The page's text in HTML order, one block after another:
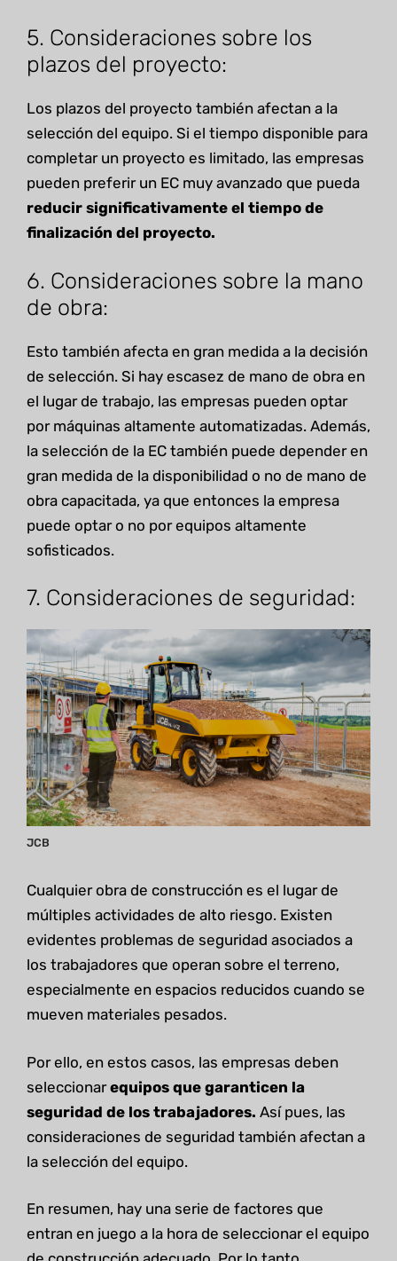
5. Consideraciones sobre los
plazos del proyecto:
Los plazos del proyecto también afectan a la
selección del equipo. Si el tiempo disponible para
completar un proyecto es limitado, las empresas
pueden preferir un EC muy avanzado que pueda
reducir significativamente el tiempo de
finalización del proyecto.
6. Consideraciones sobre la mano
de obra:
Esto también afecta en gran medida a la decisión
de selección. Si hay escasez de mano de obra en
el lugar de trabajo, las empresas pueden optar
por máquinas altamente automatizadas. Además,
la selección de la EC también puede depender en
gran medida de la disponibilidad o no de mano de
obra capacitada, ya que entonces la empresa
puede optar o no por equipos altamente
sofisticados.
7. Consideraciones de seguridad:
JCB
Cualquier obra de construcción es el lugar de
múltiples actividades de alto riesgo. Existen
evidentes problemas de seguridad asociados a
los trabajadores que operan sobre el terreno,
especialmente en espacios reducidos cuando se
mueven materiales pesados.
Por ello, en estos casos, las empresas deben
seleccionarequipos que garanticen la
seguridad de los trabajadores. Así pues, las
consideraciones de seguridad también afectan a
la selección del equipo.
En resumen, hay una serie de factores que
entran en juego a la hora de seleccionar el equipo